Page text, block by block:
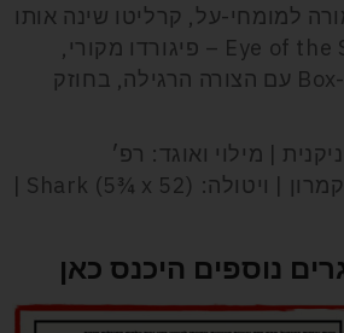
למומחי-על, קרליטו שינה אותו
מעט ויצר את Eye of the Shark – פיגורדו מקורי,
שילוב של Box-pressed עם הצורה הרגילה, בחוזק
| מילוי ואוגד: רפ׳
דומיניקנית | עטיף: קמרון | ויטולה: Shark (5¾ x 52) |
נוספים היכנס כאן